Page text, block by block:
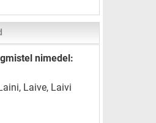
nimedel:
Laive, Laivi